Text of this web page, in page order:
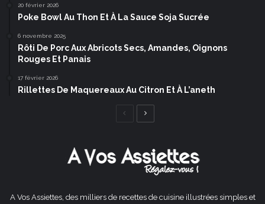
20 février 2026
Poke Bowl Au Thon Et À La Sauce Soja Sucrée
6 novembre 2025
Rôti De Porc Aux Abricots Secs, Amandes, Oignons
Rouges Et Panais
17 février 2026
Rillettes De Maquereaux Au Citron Et À L’aneth
Page
A Vos Assiettes, des milliers de recettes de cuisine illustrées simples et